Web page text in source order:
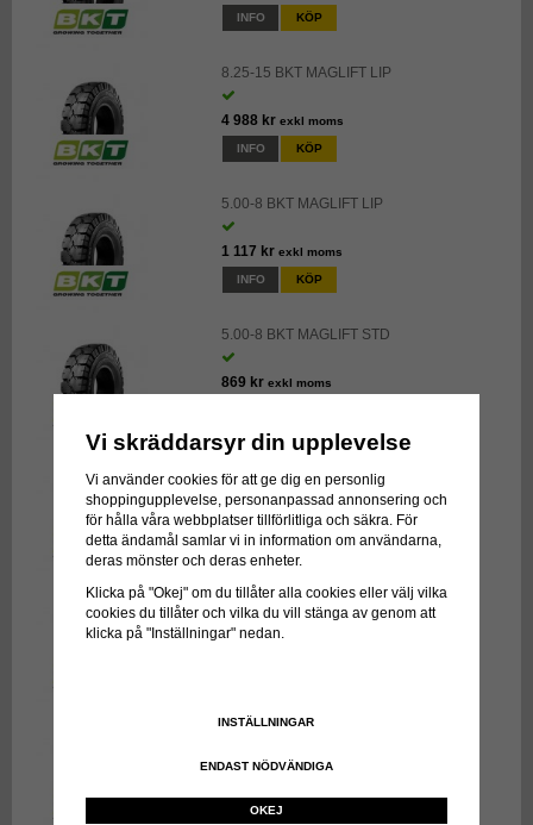
INFO KÖP
8.25-15 BKT MAGLIFT LIP
4 988 kr exkl moms
INFO KÖP
5.00-8 BKT MAGLIFT LIP
1 117 kr exkl moms
INFO KÖP
5.00-8 BKT MAGLIFT STD
869 kr exkl moms
1 930 krexkl moms
INFO KÖP
6.50-10 BKT MAGLIFT STD
8.15-15 BKT MAGLIFT STD
3 540 kr
INFO
Vi skräddarsyr din upplevelse
Vi använder cookies för att ge dig en personlig
shoppingupplevelse, personanpassad annonsering och
för hålla våra webbplatser tillförlitliga och säkra. För
detta ändamål samlar vi in information om användarna,
deras mönster och deras enheter.
Klicka på "Okej" om du tillåter alla cookies eller välj vilka
cookies du tillåter och vilka du vill stänga av genom att
klicka på "Inställningar" nedan.
INSTÄLLNINGAR
ENDAST NÖDVÄNDIGA
OKEJ